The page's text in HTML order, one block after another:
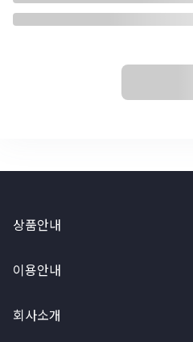
상품안내
이용안내
회사소개